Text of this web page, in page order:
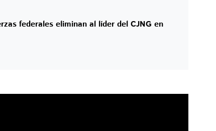
federales eliminan al líder del CJNG en